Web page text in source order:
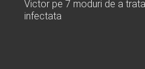
Victor pe 7 moduri de a
infectata